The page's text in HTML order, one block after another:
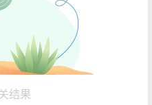
结果